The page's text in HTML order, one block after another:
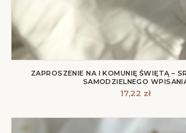
ZAPROSZENIE NA I KOMUNIĘ ŚWIĘTĄ –
SAMODZIELNEGO
17,22 zł